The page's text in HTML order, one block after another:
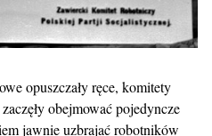
opuszczały ręce, komitety
obejmować pojedyncze
jawnie uzbrajać robotników